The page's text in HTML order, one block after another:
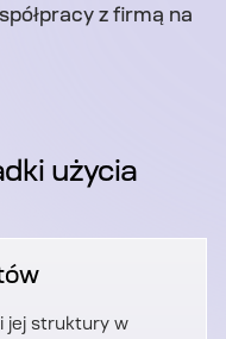
z firmą na
użycia
jej struktury w